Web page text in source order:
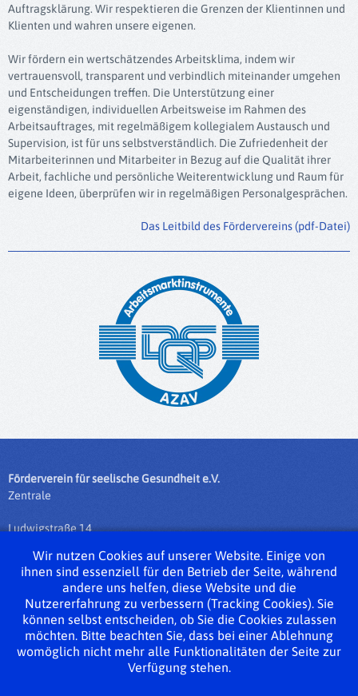
Auftragsklärung. Wir respektieren die Grenzen der Klientinnen und
Klienten und wahren unsere eigenen.
Wir fördern ein wertschätzendes Arbeitsklima, indem wir
vertrauensvoll, transparent und verbindlich miteinander umgehen
und Entscheidungen treffen. Die Unterstützung einer
eigenständigen, individuellen Arbeitsweise im Rahmen des
Arbeitsauftrages, mit regelmäßigem kollegialem Austausch und
Supervision, ist für uns selbstverständlich. Die Zufriedenheit der
Mitarbeiterinnen und Mitarbeiter in Bezug auf die Qualität ihrer
Arbeit, fachliche und persönliche Weiterentwicklung und Raum für
eigene Ideen, überprüfen wir in regelmäßigen Personalgesprächen.
Das Leitbild des Fördervereins (pdf-Datei)
Förderverein für seelische Gesundheit e.V.
Zentrale
Ludwigstraße 14
Tel.: 0641 / 975 76 - 0
Fax: 0641 / 975 76 - 50
info@fsg-giessen.de
Impressum
Datenschutzerklärung
Wir nutzen Cookies auf unserer Website. Einige von
ihnen sind essenziell für den Betrieb der Seite, während
andere uns helfen, diese Website und die
Nutzererfahrung zu verbessern (Tracking Cookies). Sie
können selbst entscheiden, ob Sie die Cookies zulassen
möchten. Bitte beachten Sie, dass bei einer Ablehnung
womöglich nicht mehr alle Funktionalitäten der Seite zur
Verfügung stehen.